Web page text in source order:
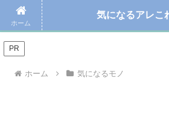
＼Amazonの毎日お得なタイムセ
PR
ホーム 気になるモノ
ホーム
気になるアレこ